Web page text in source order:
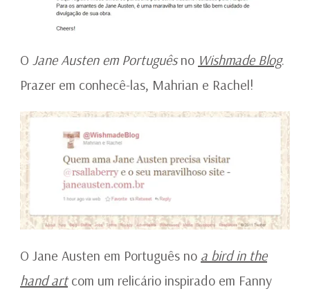
O Jane Austen em Portuguêsno Wishmade Blog.
Prazer em conhecê-las, Mahrian e Rachel!
O Jane Austen em Português no a bird in the
hand artcom um relicário inspirado em Fanny